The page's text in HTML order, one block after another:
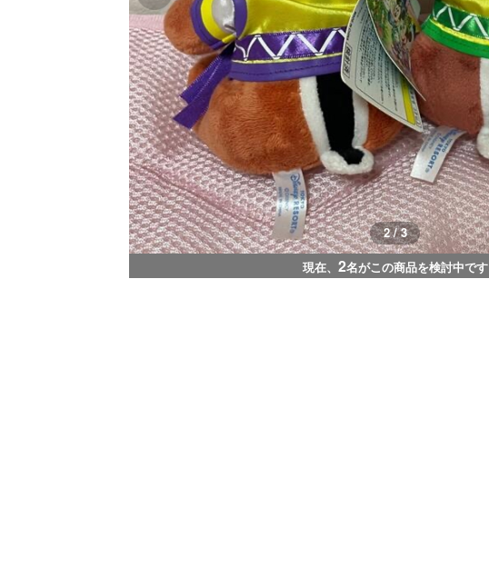
3 / 3
現在、 2名がこの商品を検討中です